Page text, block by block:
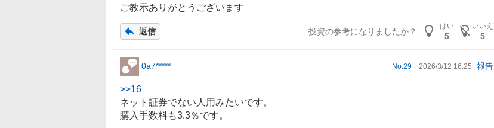
ご教示ありがとうございます
返信 投資の参考になりましたか？
はい
5
いいえ
5
0a7***** No. 29 2026/3/12 16:25 報告
>>16
ネット証券でない人用みたいです。
購入手数料も3.3％です。